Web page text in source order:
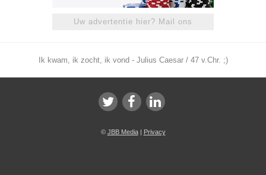
Uw advertentie hier? Mail ons
Ik kwam, ik zocht, ik vond - Julius Caesar / 47 v.Chr. ;)
© JBB Media| Privacy